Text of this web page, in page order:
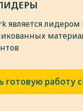
является
готовую работу